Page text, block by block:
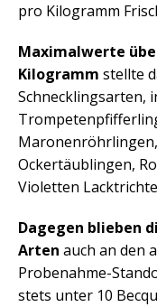
pro Kilogramm
Maximalwerte
Kilogramm stellte
Schnecklingsarten,
Ockertäublingen,
Violetten
Dagegen blieben
Arten auch an den
Probenahme-
stets unter 10